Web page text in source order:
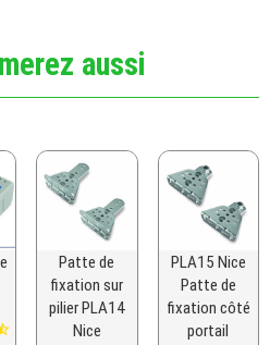
aussi
Patte de
fixation sur
pilier PLA14
Nice
PLA15 Nice
Patte de
fixation côté
portail